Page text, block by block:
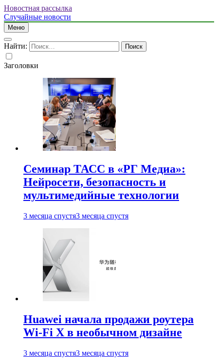
Новостная рассылка
Случайные новости
Меню
Найти:
Заголовки
Семинар ТАСС в «РГ Медиа»:
Нейросети, безопасность и
мультимедийные технологии
3 месяца спустя3 месяца спустя
Huawei начала продажи роутера
Wi-Fi X в необычном дизайне
3 месяца спустя3 месяца спустя